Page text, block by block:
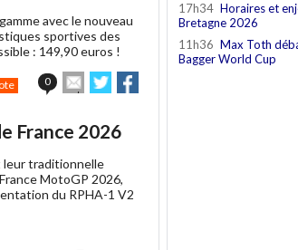
avec le nouveau
sportives des
: 149,90 euros !
0
Envoyer
cet
à
un
Partager
sur sur
France 2026
leur traditionnelle
MotoGP 2026,
du RPHA-1 V2
17h34 Horaires et
Bretagne 2026
11h36 Max Toth
Bagger World Cup